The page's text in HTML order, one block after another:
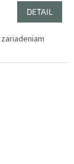
DETAIL